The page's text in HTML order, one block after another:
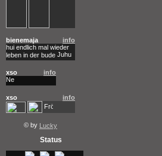
bienemaja
info
hui endlich mal wieder
leben in der bude
xso info
xso info
© by Lucky
Status